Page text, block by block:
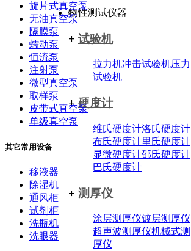
物性测试仪器
+ 试验机
拉力机冲击试验机压力
试验机
+硬度计
维氏硬度计洛氏硬度计
布氏硬度计里氏硬度计
显微硬度计邵氏硬度计
巴氏硬度计
+ 测厚仪
涂层测厚仪镀层测厚仪
超声波测厚仪机械式测
厚仪
旋片式真空泵
无油真空泵
隔膜泵
蠕动泵
恒流泵
注射泵
微型真空泵
取样泵
皮带式真空泵
单级真空泵
其它常用设备
移液器
除湿机
通风柜
试剂柜
洗瓶机
洗眼器